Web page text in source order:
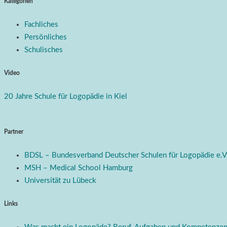
Fachliches
Persönliches
Schulisches
Video
20 Jahre Schule für Logopädie in Kiel
Partner
BDSL – Bundesverband Deutscher Schulen für Logopädie
MSH – Medical School Hamburg
Universität zu Lübeck
Links